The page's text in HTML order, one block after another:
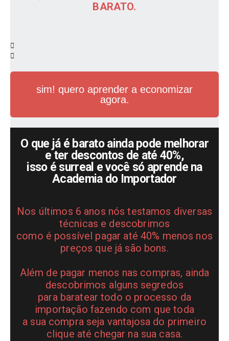
BARATO.
sim! quero aprender a economizar
agora.
O que já é barato ainda pode melhorar
e ter descontos de até 40%,
isso é surreal e você só aprende na
Academia do Importador
Nos últimos 6 anos nós testamos diversas
técnicas e descobrimos
como é possível pagar até 40% menos nos
preços que já são bons.
Além de pagar menos nas compras, ainda
descobrimos alguns segredos
para baratear todo o processo da
importação fazendo com que toda
a sua compra seja vantajosa do primeiro
clique até chegar na sua casa.